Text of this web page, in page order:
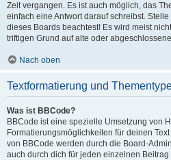
Zeit vergangen. Es ist auch möglich, das
einfach eine Antwort darauf schreibst.
dieses Boards beachtest! Es wird meist
triftigen Grund auf alte oder
Nach oben
Textformatierung und
Was ist BBCode?
BBCode ist eine spezielle Umsetzung von
Formatierungsmöglichkeiten für deinen
von BBCode werden durch die Board-
auch durch dich für jeden einzelnen